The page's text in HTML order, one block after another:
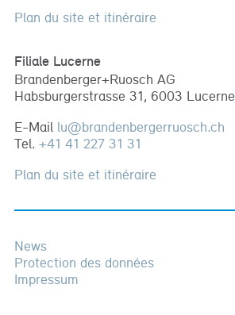
Plan du site et itinéraire
Filiale Lucerne
Brandenberger+Ruosch AG
Habsburgerstrasse 31, 6003 Lucerne
E-Mail lu@brandenbergerruosch.ch
Tel. +41 41 227 31 31
Plan du site et itinéraire
News
Protection des données
Impressum